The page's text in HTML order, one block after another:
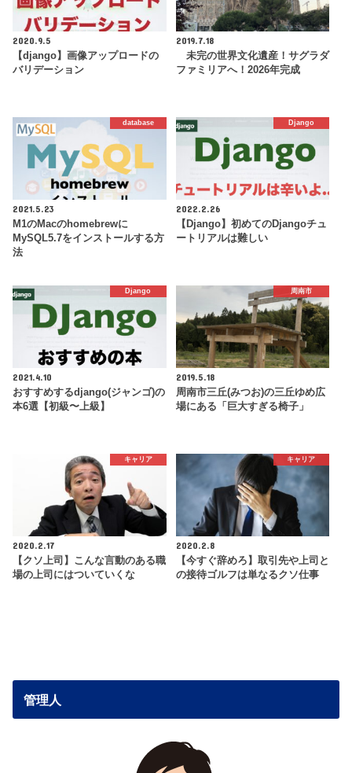
2020.9.5
【django】画像アップロードの
バリデーション
2019.7.18
未完の世界文化遺産！サグラダ
ファミリアへ！2026年完成
database
2021.5.23
M1のMacのhomebrewに
MySQL5.7をインストールする方
法
Django
2022.2.26
【Django】初めてのDjangoチュ
ートリアルは難しい
Django
2021.4.10
おすすめするdjango(ジャンゴ)の
本6選【初級〜上級】
周南市
2019.5.18
周南市三丘(みつお)の三丘ゆめ広
場にある「巨大すぎる椅子」
キャリア
2020.2.17
【クソ上司】こんな言動のある職
場の上司にはついていくな
キャリア
2020.2.8
【今すぐ辞めろ】取引先や上司と
の接待ゴルフは単なるクソ仕事
管理人